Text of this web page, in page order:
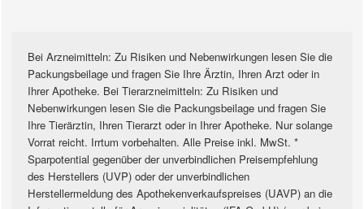
Bei Arzneimitteln: Zu Risiken und Nebenwirkungen lesen Sie die
Packungsbeilage und fragen Sie Ihre Ärztin, Ihren Arzt oder in
Ihrer Apotheke. Bei Tierarzneimitteln: Zu Risiken und
Nebenwirkungen lesen Sie die Packungsbeilage und fragen Sie
Ihre Tierärztin, Ihren Tierarzt oder in Ihrer Apotheke. Nur solange
Vorrat reicht. Irrtum vorbehalten. Alle Preise inkl. MwSt. *
Sparpotential gegenüber der unverbindlichen Preisempfehlung
des Herstellers (UVP) oder der unverbindlichen
Herstellermeldung des Apothekenverkaufspreises (UAVP) an die